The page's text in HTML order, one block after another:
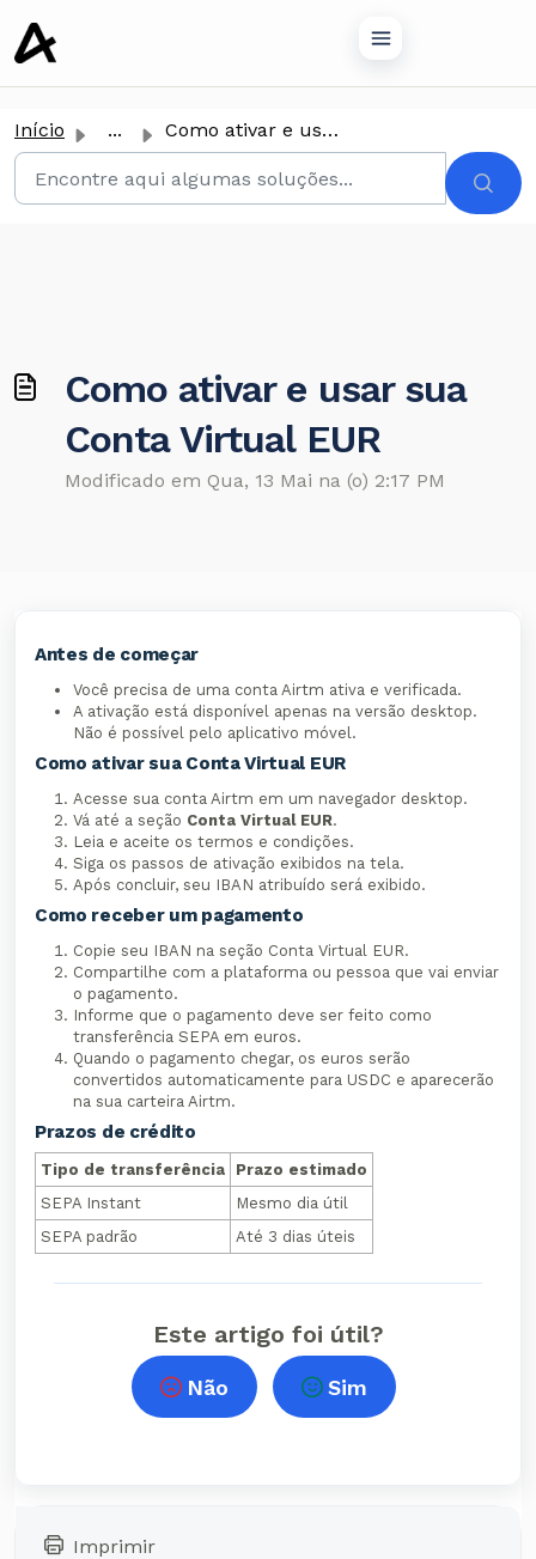
principal
Início ... Como ativar e usar sua Conta Virtual EUR
Como ativar e usar sua
Conta Virtual EUR
Modificado em Qua, 13 Mai na (o) 2:17 PM
Antes de começar
Você precisa de uma conta Airtm ativa e verificada.
A ativação está disponível apenas na versão desktop.
Não é possível pelo aplicativo móvel.
Como ativar sua Conta Virtual EUR
Acesse sua conta Airtm em um navegador desktop.
Vá até a seção Conta Virtual EUR.
Leia e aceite os termos e condições.
Siga os passos de ativação exibidos na tela.
Após concluir, seu IBAN atribuído será exibido.
Como receber um pagamento
Copie seu IBAN na seção Conta Virtual EUR.
Compartilhe com a plataforma ou pessoa que vai enviar
o pagamento.
Informe que o pagamento deve ser feito como
transferência SEPA em euros.
Quando o pagamento chegar, os euros serão
convertidos automaticamente para USDC e aparecerão
na sua carteira Airtm.
Prazos de crédito
Tipo de transferência
Prazo estimado
SEPA Instant
Mesmo dia útil
SEPA padrão
Até 3 dias úteis
Este artigo foi útil?
Não Sim
Imprimir